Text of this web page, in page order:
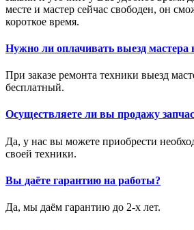
месте и мастер сейчас свободен, он
короткое время.
Нужно ли оплачивать выезд мастера
При заказе ремонта техники выезд
бесплатный.
Осуществляете ли вы продажу
Да, у нас вы можете приобрести
своей техники.
Вы даёте гарантию на работы?
Да, мы даём гарантию до 2-х лет.